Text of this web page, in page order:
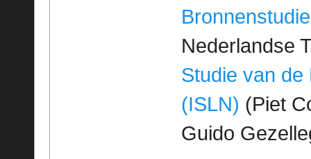
Bronnenstudie
Nederlandse
Studie van de
(ISLN) (Piet
Guido